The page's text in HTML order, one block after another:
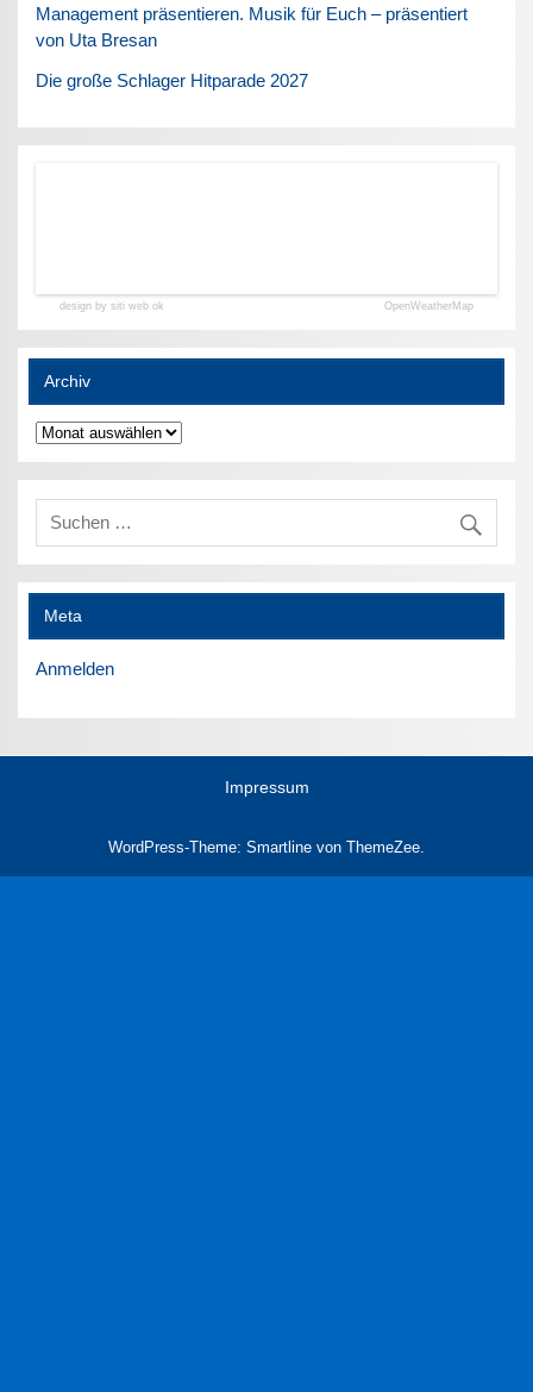
Management präsentieren. Musik für Euch – präsentiert
von Uta Bresan
Die große Schlager Hitparade 2027
design by siti web ok OpenWeatherMap
Archiv
Archiv
Meta
Anmelden
Impressum
WordPress-Theme: Smartline von ThemeZee.